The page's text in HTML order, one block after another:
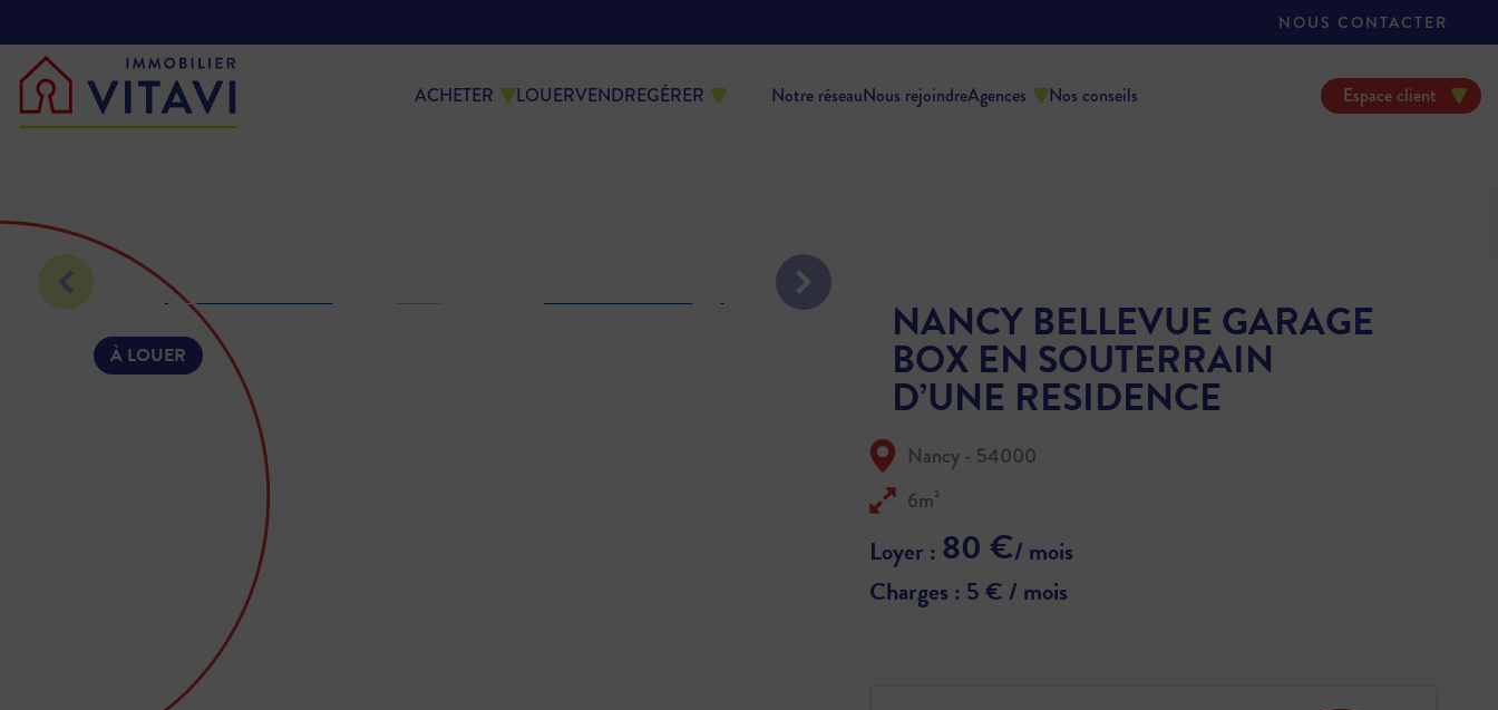
NOUS CONTACTER
ACHETER LOUERVENDREGÉRER Notre réseauNous rejoindreAgences Nos conseils Espace client
À LOUER
NANCY BELLEVUE GARAGE
BOX EN SOUTERRAIN
D’UNE RESIDENCE
Nancy - 54000
6m²
Loyer : 80 €/ mois
Charges : 5 € / mois